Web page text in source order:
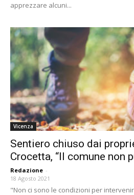
apprezzare alcuni...
Vicenza
Sentiero chiuso dai
Crocetta, “Il comune non
Redazione -
18 Agosto 2021
"Non ci sono le condizioni per